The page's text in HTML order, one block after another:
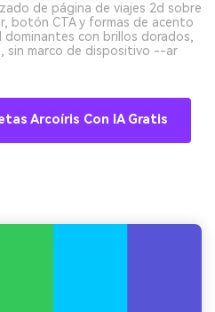
de página de viajes 2d sobre
botón CTA y formas de acento
con brillos dorados,
sin marco de dispositivo --ar
Arcoíris Con IA Gratis